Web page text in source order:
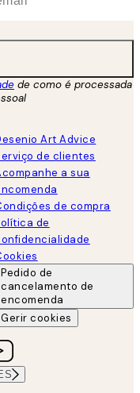
de como é processada
Art Advice
de clientes
a sua
de compra
de
Pedido de
cancelamento de
encomenda
Gerir cookies